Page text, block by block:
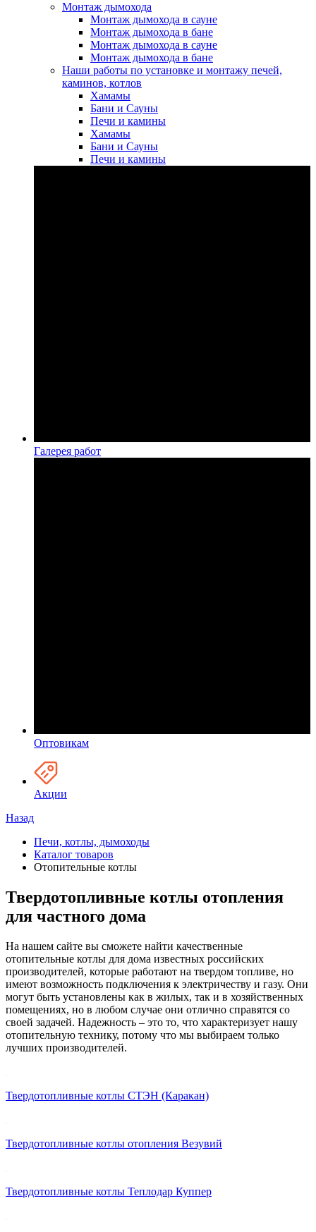
Монтаж дымохода
Монтаж дымохода в сауне
Монтаж дымохода в бане
Монтаж дымохода в сауне
Монтаж дымохода в бане
Наши работы по установке и монтажу печей,
каминов, котлов
Хамамы
Бани и Сауны
Печи и камины
Хамамы
Бани и Сауны
Печи и камины
Галерея работ
Оптовикам
Акции
Назад
Печи, котлы, дымоходы
Каталог товаров
Отопительные котлы
Твердотопливные котлы отопления
для частного дома
На нашем сайте вы сможете найти качественные
отопительные котлы для дома известных российских
производителей, которые работают на твердом топливе, но
имеют возможность подключения к электричеству и газу. Они
могут быть установлены как в жилых, так и в хозяйственных
помещениях, но в любом случае они отлично справятся со
своей задачей. Надежность – это то, что характеризует нашу
отопительную технику, потому что мы выбираем только
лучших производителей.
Твердотопливные котлы СТЭН (Каракан)
Твердотопливные котлы отопления Везувий
Твердотопливные котлы Теплодар Куппер